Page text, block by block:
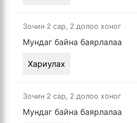
Зочин 2 сар, 2 долоо хоног
Мундаг байна баярлалаа
Хариулах
Зочин 2 сар, 2 долоо хоног
Мундаг байна баярлалаа